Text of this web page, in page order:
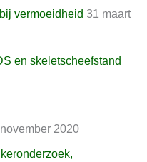
vermoeidheid 31 maart
en skeletscheefstand
2020